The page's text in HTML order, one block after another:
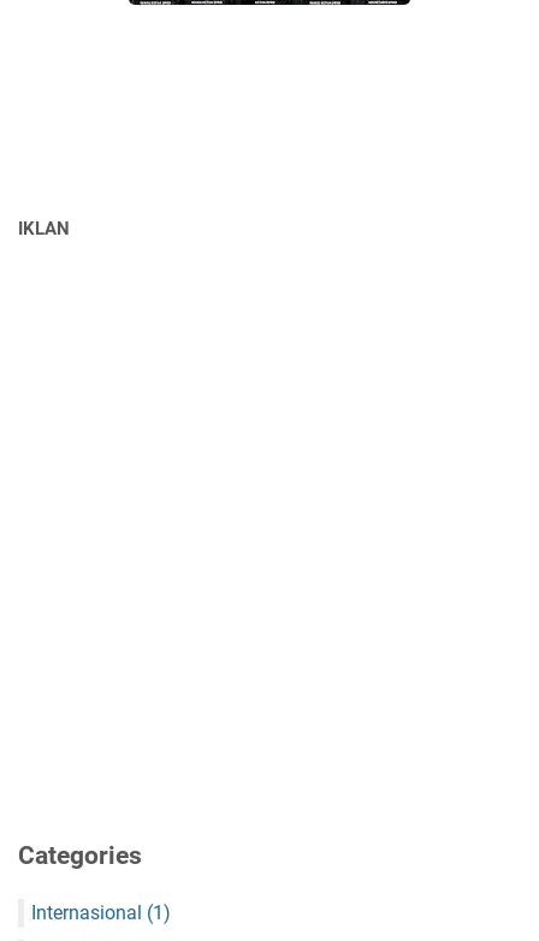
IKLAN
Categories
Internasional (1)